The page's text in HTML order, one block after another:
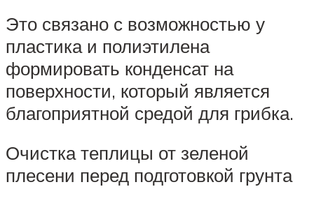
Это связано с возможностью у
пластика и полиэтилена
формировать конденсат на
поверхности, который является
благоприятной средой для грибка.
Очистка теплицы от зеленой
плесени перед подготовкой грунта